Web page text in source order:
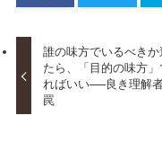
誰の味方でいるべきか
たら、「目的の味方」
ればいい──良き理解
罠